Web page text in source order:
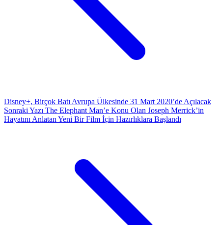
Disney+, Birçok Batı Avrupa Ülkesinde 31 Mart 2020’de Açılacak
Sonraki Yazı The Elephant Man’e Konu Olan Joseph Merrick’in
Hayatını Anlatan Yeni Bir Film İçin Hazırlıklara Başlandı